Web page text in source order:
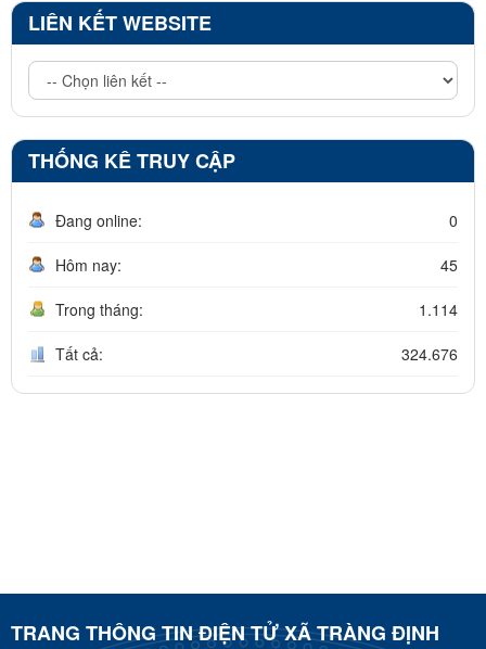
LIÊN KẾT WEBSITE
THỐNG KÊ TRUY CẬP
Đang online: 0
Hôm nay: 45
Trong tháng: 1.114
Tất cả: 324.676
TRANG THÔNG TIN ĐIỆN TỬ XÃ TRÀNG ĐỊNH